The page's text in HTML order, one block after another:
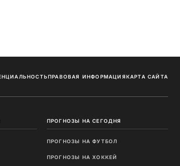
ПРАВОВАЯ ИНФОРМАЦИЯКАРТА САЙТА
ПРОГНОЗЫ НА СЕГОДНЯ
ПРОГНОЗЫ НА ФУТБОЛ
ПРОГНОЗЫ НА ХОККЕЙ